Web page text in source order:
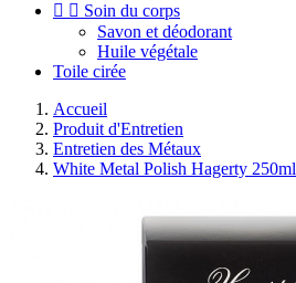
  Soin du corps
Savon et déodorant
Huile végétale
Toile cirée
Accueil
Produit d'Entretien
Entretien des Métaux
White Metal Polish Hagerty 250ml